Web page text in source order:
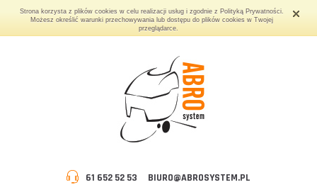
Strona korzysta z plików cookies w celu realizacji usług i zgodnie z Polityką Prywatności.
Możesz określić warunki przechowywania lub dostępu do plików cookies w Twojej
przeglądarce.
61 652 52 53 BIURO@ABROSYSTEM.PL